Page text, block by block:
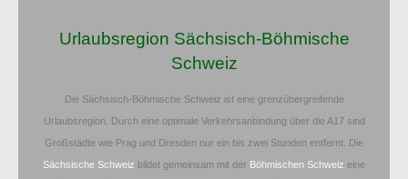
Urlaubsregion Sächsisch-Böhmische
Schweiz
Die Sächsisch-Böhmische Schweiz ist eine grenzübergreifende
Urlaubsregion. Durch eine optimale Verkehrsanbindung über die A17 sind
Großstädte wie Prag und Dresden nur ein bis zwei Stunden entfernt. Die
Sächsische Schweiz bildet gemeinsam mit der Böhmischen Schweiz eine